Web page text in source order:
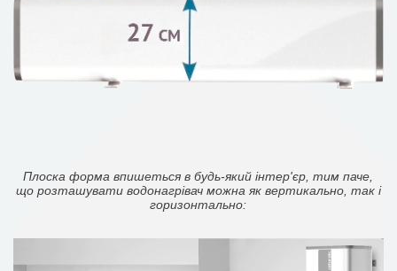
Плоска форма впишеться в будь-який інтер'єр, тим паче,
що розташувати водонагрівач можна як вертикально, так і
горизонтально: